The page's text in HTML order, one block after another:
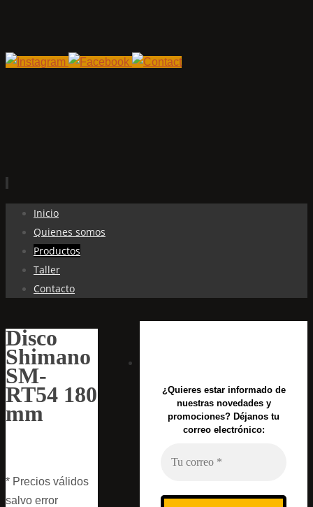
contenido
Inicio
Quienes somos
Productos
Taller
Contacto
Disco
Shimano
SM-
RT54 180
mm
* Precios válidos
salvo error
¿Quieres estar informado de
nuestras novedades y
promociones? Déjanos tu
correo electrónico: